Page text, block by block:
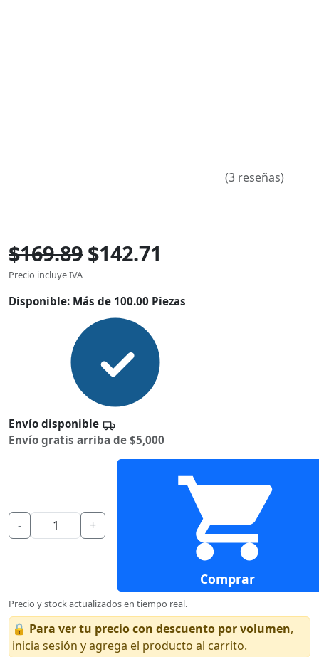
(3 reseñas)
$169.89 $142.71
Precio incluye IVA
Disponible: Más de 100.00 Piezas
Envío disponible
Envío gratis arriba de $5,000
- +
Comprar
Precio y stock actualizados en tiempo real.
🔒 Para ver tu precio con descuento por volumen,
inicia sesión y agrega el producto al carrito.